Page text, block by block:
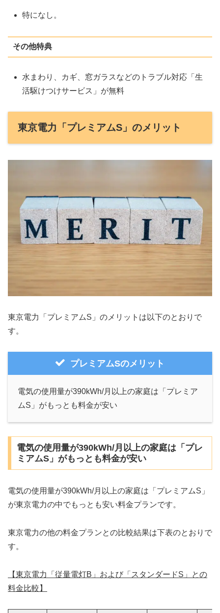
特になし。
その他特典
水まわり、カギ、窓ガラスなどのトラブル対応「生
活駆けつけサービス」が無料
東京電力「プレミアムS」のメリット
東京電力「プレミアムS」のメリットは以下のとおりで
す。
プレミアムSのメリット
電気の使用量が390kWh/月以上の家庭は「プレミア
ムS」がもっとも料金が安い
電気の使用量が390kWh/月以上の家庭は「プレ
ミアムS」がもっとも料金が安い
電気の使用量が390kWh/月以上の家庭は「プレミアムS」
が東京電力の中でもっとも安い料金プランです。
東京電力の他の料金プランとの比較結果は下表のとおりで
す。
【東京電力「従量電灯B」および「スタンダードS」との
料金比較】